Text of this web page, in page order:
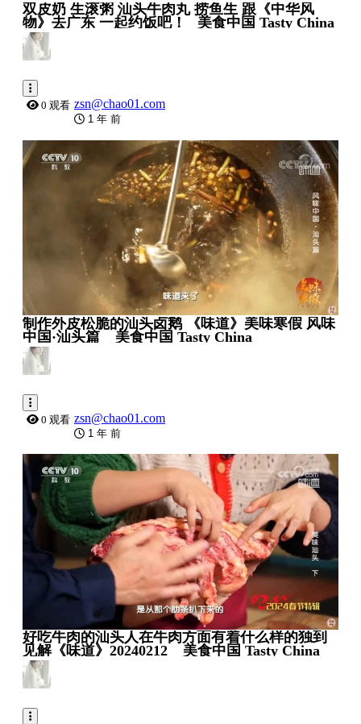
双皮奶 生滚粥 汕头牛肉丸 捞鱼生 跟《中华风
物》去广东 一起约饭吧！_ 美食中国 Tasty China
0 观看 zsn@chao01.com
1 年 前
0:04:09
制作外皮松脆的汕头卤鹅 《味道》美味寒假 风味
中国·汕头篇 _ 美食中国 Tasty China
0 观看 zsn@chao01.com
1 年 前
0:01:32
好吃牛肉的汕头人在牛肉方面有着什么样的独到
见解《味道》20240212 _ 美食中国 Tasty China